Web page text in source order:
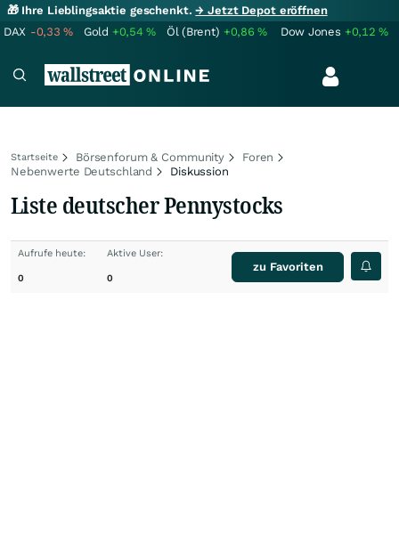
🎁 Ihre Lieblingsaktie geschenkt.→ Jetzt Depot eröffnen
DAX -0,33% Gold +0,54% Öl (Brent) +0,86% Dow Jones +0,12%
Startseite Börsenforum & Community
Foren
Nebenwerte Deutschland
Diskussion
Liste deutscher Pennystocks
Aufrufe heute:
0
Aktive User:
0
zu Favoriten